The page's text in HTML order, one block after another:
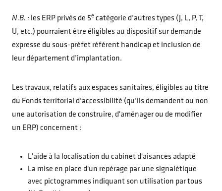
N.B. : les ERP privés de 5e catégorie d’autres types (J, L, P, T,
U, etc.) pourraient être éligibles au dispositif sur demande
expresse du sous-préfet référent handicap et inclusion de
leur département d’implantation.
Les travaux, relatifs aux espaces sanitaires, éligibles au titre
du Fonds territorial d’accessibilité (qu’ils demandent ou non
une autorisation de construire, d'aménager ou de modifier
un ERP) concernent :
L'aide à la localisation du cabinet d'aisances adapté
La mise en place d'un repérage par une signalétique
avec pictogrammes indiquant son utilisation par tous